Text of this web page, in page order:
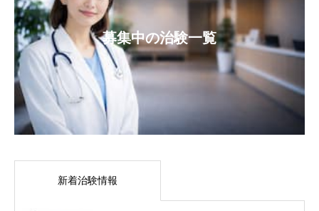
募集中の治験一覧
新着治験情報